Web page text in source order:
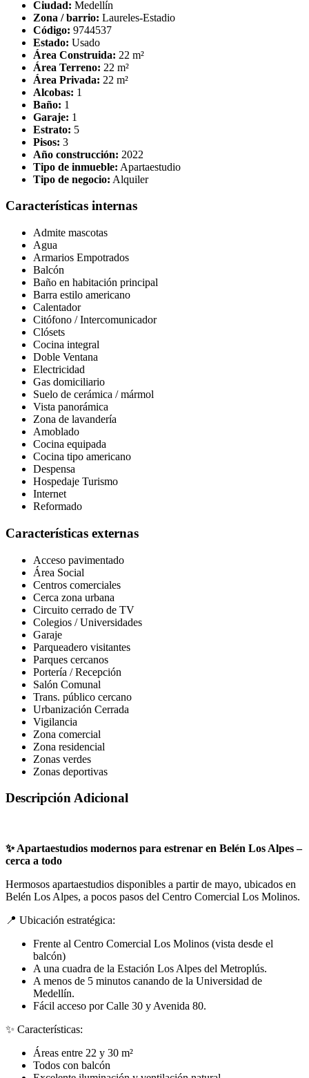
Ciudad: Medellín
Zona / barrio: Laureles-Estadio
Código: 9744537
Estado: Usado
Área Construida: 22 m²
Área Terreno: 22 m²
Área Privada: 22 m²
Alcobas: 1
Baño: 1
Garaje: 1
Estrato: 5
Pisos: 3
Año construcción: 2022
Tipo de inmueble: Apartaestudio
Tipo de negocio: Alquiler
Características internas
Admite mascotas
Agua
Armarios Empotrados
Balcón
Baño en habitación principal
Barra estilo americano
Calentador
Citófono / Intercomunicador
Clósets
Cocina integral
Doble Ventana
Electricidad
Gas domiciliario
Suelo de cerámica / mármol
Vista panorámica
Zona de lavandería
Amoblado
Cocina equipada
Cocina tipo americano
Despensa
Hospedaje Turismo
Internet
Reformado
Características externas
Acceso pavimentado
Área Social
Centros comerciales
Cerca zona urbana
Circuito cerrado de TV
Colegios / Universidades
Garaje
Parqueadero visitantes
Parques cercanos
Portería / Recepción
Salón Comunal
Trans. público cercano
Urbanización Cerrada
Vigilancia
Zona comercial
Zona residencial
Zonas verdes
Zonas deportivas
Descripción Adicional
✨ Apartaestudios modernos para estrenar en Belén Los Alpes –
cerca a todo
Hermosos apartaestudios disponibles a partir de mayo, ubicados en
Belén Los Alpes, a pocos pasos del Centro Comercial Los Molinos.
📍 Ubicación estratégica:
Frente al Centro Comercial Los Molinos (vista desde el
balcón)
A una cuadra de la Estación Los Alpes del Metroplús.
A menos de 5 minutos canando de la Universidad de
Medellín.
Fácil acceso por Calle 30 y Avenida 80.
✨ Características:
Áreas entre 22 y 30 m²
Todos con balcón